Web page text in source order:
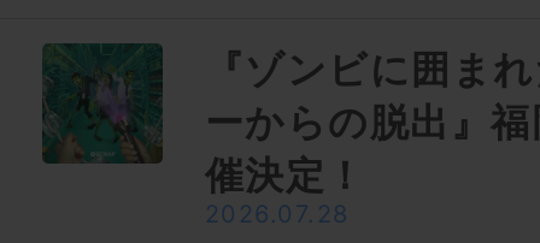
『ゾンビに囲ま
ーからの脱出』
催決定！
2026.07.28